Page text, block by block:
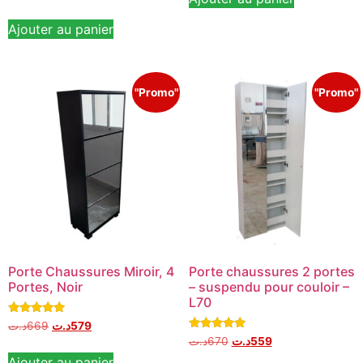
Ajouter au panier
"Promo"
Porte Chaussures Miroir, 4
Portes, Noir
Note
5.00
669د.ت 579د.ت
"Promo"
Porte chaussures 2 portes
– suspendu pour couloir –
L70
Note
5.00
670د.ت 559د.ت